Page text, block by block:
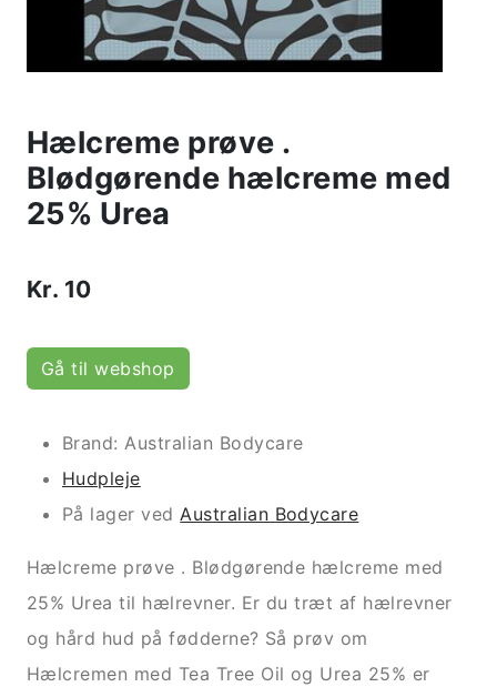
Hælcreme prøve .
Blødgørende hælcreme med
25% Urea
Kr. 10
Gå til webshop
Brand: Australian Bodycare
Hudpleje
På lager vedAustralian Bodycare
Hælcreme prøve . Blødgørende hælcreme med
25% Urea til hælrevner. Er du træt af hælrevner
og hård hud på fødderne? Så prøv om
Hælcremen med Tea Tree Oil og Urea 25% er